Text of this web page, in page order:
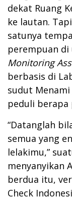
dekat Ruang
ke lautan.
satunya
perempuan
Monitoring
berbasis di
sudut
peduli berapa
“Datanglah
semua yang
lelakimu,”
menyanyikan
berdua itu,
Check